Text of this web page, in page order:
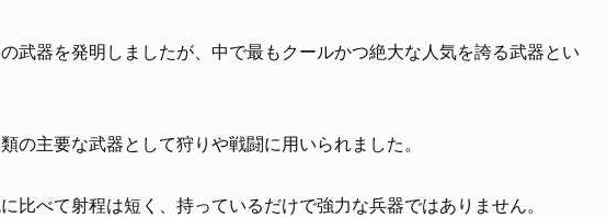
武器を発明しましたが、中で最もクールかつ絶大な人気を誇る武器とい
の主要な武器として狩りや戦闘に用いられました。
比べて射程は短く、持っているだけで強力な兵器ではありません。